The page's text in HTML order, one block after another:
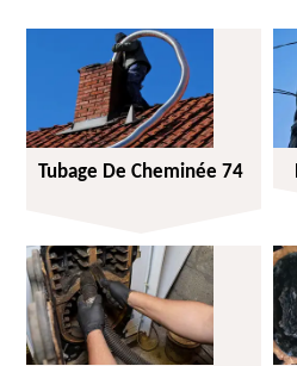
Tubage De Cheminée 74